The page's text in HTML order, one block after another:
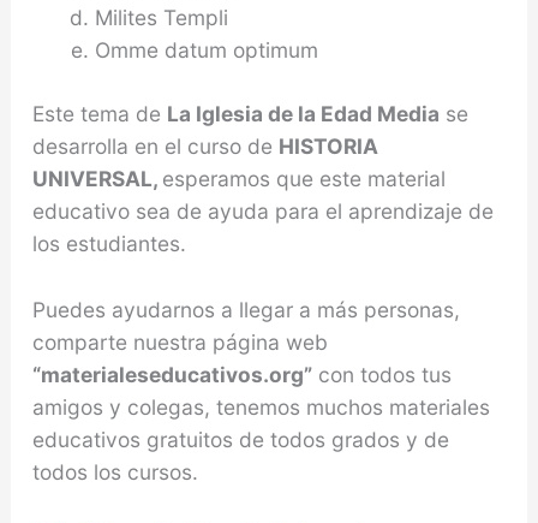
Milites Templi
Omme datum optimum
Este tema de La Iglesia de la Edad Media se
desarrolla en el curso de HISTORIA
UNIVERSAL, esperamos que este material
educativo sea de ayuda para el aprendizaje de
los estudiantes.
Puedes ayudarnos a llegar a más personas,
comparte nuestra página web
“materialeseducativos.org”con todos tus
amigos y colegas, tenemos muchos materiales
educativos gratuitos de todos grados y de
todos los cursos.